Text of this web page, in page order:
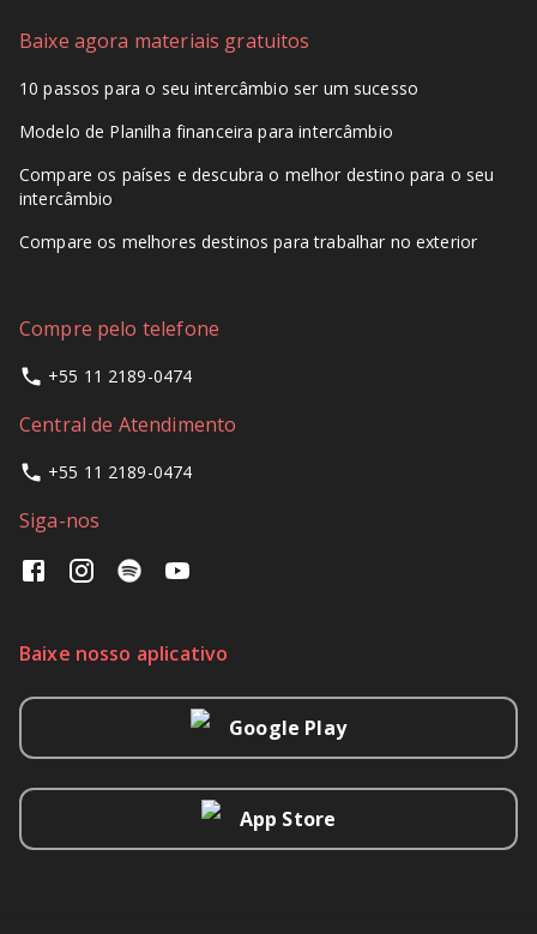
Baixe agora materiais gratuitos
10 passos para o seu intercâmbio ser um sucesso
Modelo de Planilha financeira para intercâmbio
Compare os países e descubra o melhor destino para o seu
intercâmbio
Compare os melhores destinos para trabalhar no exterior
Compre pelo telefone
+55 11 2189-0474
Central de Atendimento
+55 11 2189-0474
Siga-nos
Baixe nosso aplicativo
Google Play
App Store